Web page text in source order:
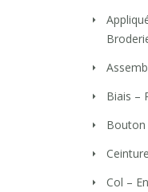
Biais –
Col –